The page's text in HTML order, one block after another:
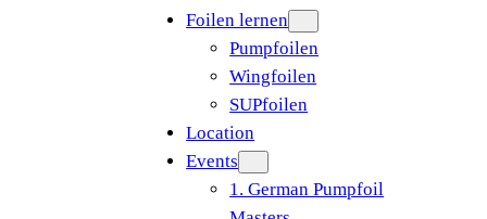
Foilen lernen
Pumpfoilen
Wingfoilen
SUPfoilen
Location
Events
1. German Pumpfoil